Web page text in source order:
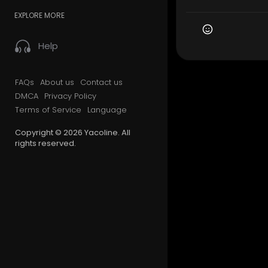
EXPLORE MORE
Help
FAQs About us
Contact us
DMCA Privacy Policy
Terms of Service
Language
Copyright © 2026 Yacoline. All
rights reserved.